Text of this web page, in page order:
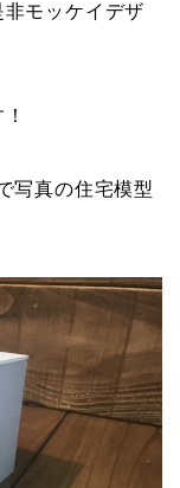
モッケイデザ
写真の住宅模型